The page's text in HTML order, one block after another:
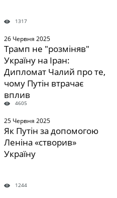
1317
26 Червня 2025
Трамп не "розміняв"
Україну на Іран:
Дипломат Чалий про те,
чому Путін втрачає
вплив
4605
25 Червня 2025
Як Путін за допомогою
Леніна «створив»
Україну
1244